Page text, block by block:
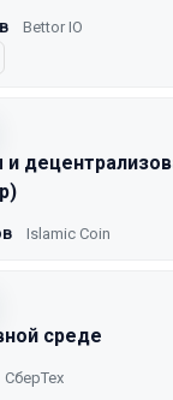
Bettor IO
Islamic Coin
среде
СберТех